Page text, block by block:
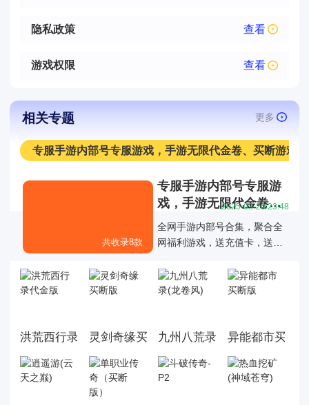
隐私政策 查看
游戏权限 查看
相关专题 更多
专服手游内部号专服游戏，手游无限代金卷、买断游戏
共收录8款
专服手游内部号专服游
戏，手游无限代金卷、
买断游戏
2025-03-20 23:48
全网手游内部号合集，聚合全
网福利游戏，送充值卡，送代
接送等专服游戏大全，为玩家
提供仙侠传奇回合二次元等多
洪荒西行录代金版灵剑奇缘买断版九州八荒录(龙卷风)异能都市买断版